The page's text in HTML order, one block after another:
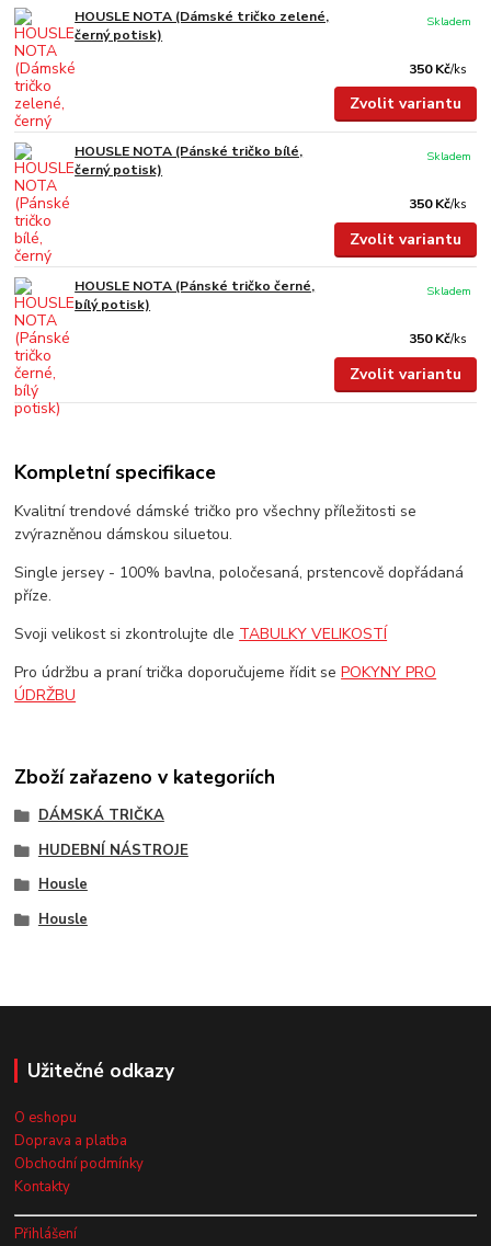
HOUSLE NOTA (Dámské tričko zelené,
černý potisk)
350 Kč/ks
Skladem
Zvolit variantu
HOUSLE NOTA (Pánské tričko bílé,
černý potisk)
350 Kč/ks
Skladem
Zvolit variantu
HOUSLE NOTA (Pánské tričko černé,
bílý potisk)
350 Kč/ks
Skladem
Zvolit variantu
Kompletní specifikace
Kvalitní trendové dámské tričko pro všechny příležitosti se
zvýrazněnou dámskou siluetou.
Single jersey - 100% bavlna, poločesaná, prstencově dopřádaná
příze.
Svoji velikost si zkontrolujte dle TABULKY VELIKOSTÍ
Pro údržbu a praní trička doporučujeme řídit sePOKYNY PRO
ÚDRŽBU
Zboží zařazeno v kategoriích
DÁMSKÁ TRIČKA
HUDEBNÍ NÁSTROJE
Housle
Housle
Užitečné odkazy
O eshopu
Doprava a platba
Obchodní podmínky
Kontakty
Přihlášení